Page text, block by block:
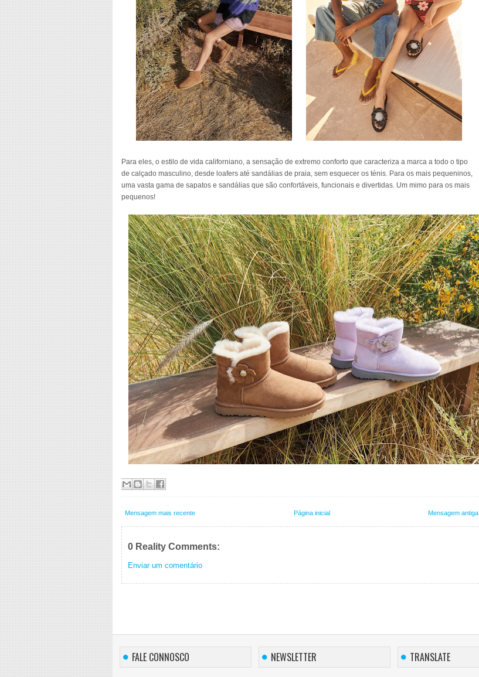
Para eles, o estilo de vida californiano, a sensação de extremo conforto que caracteriza a marca a todo o tipo
de calçado masculino, desde loafers até sandálias de praia, sem esquecer os ténis. Para os mais pequeninos,
uma vasta gama de sapatos e sandálias que são confortáveis, funcionais e divertidas. Um mimo para os mais
pequenos!
Mensagem mais recente Mensagem antiga
Página inicial
0 Reality Comments:
Enviar um comentário
FALE CONNOSCO NEWSLETTER TRANSLATE